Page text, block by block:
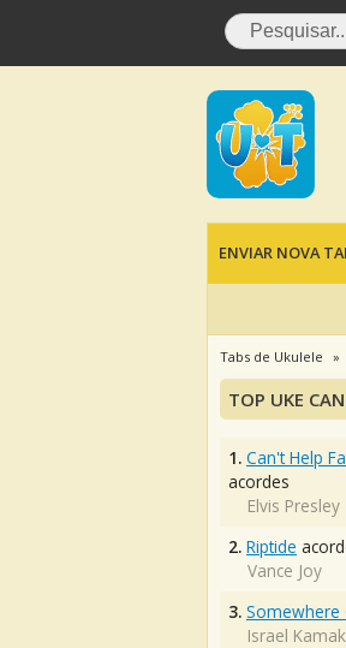
ENVIAR NOVA
Tabs de Ukulele
TOP UKE
1. Can't Help
acordes
Elvis Presley
2. Riptide
Vance Joy
3. Somewhere
Israel